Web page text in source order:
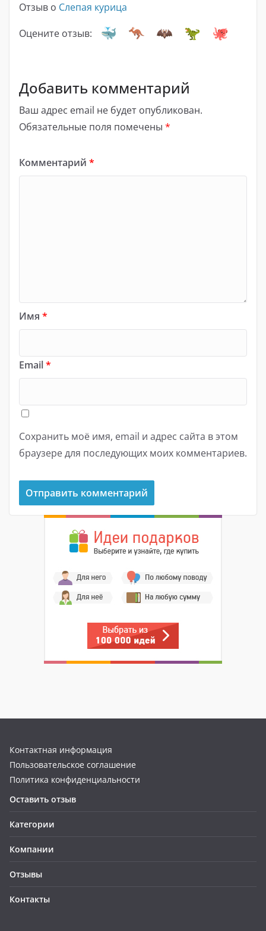
Отзыв о Слепая курица
Оцените отзыв:
Добавить комментарий
Ваш адрес email не будет опубликован.
Обязательные поля помечены *
Комментарий *
Имя *
Email*
Сохранить моё имя, email и адрес сайта в этом
браузере для последующих моих комментариев.
Контактная информация
Пользовательское соглашение
Политика конфиденциальности
Оставить отзыв
Категории
Компании
Отзывы
Контакты